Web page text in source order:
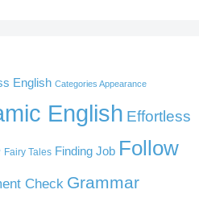
English Categories Appearance
English Effortless
Fairy Tales Finding Job Follow
Check Grammar